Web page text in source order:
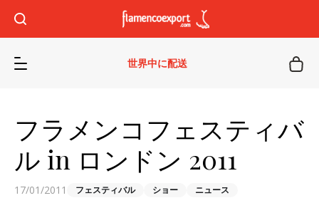
世界中に配送
フラメンコフェスティバ
ル in ロンドン 2011
17/01/2011 フェスティバル ショー ニュース